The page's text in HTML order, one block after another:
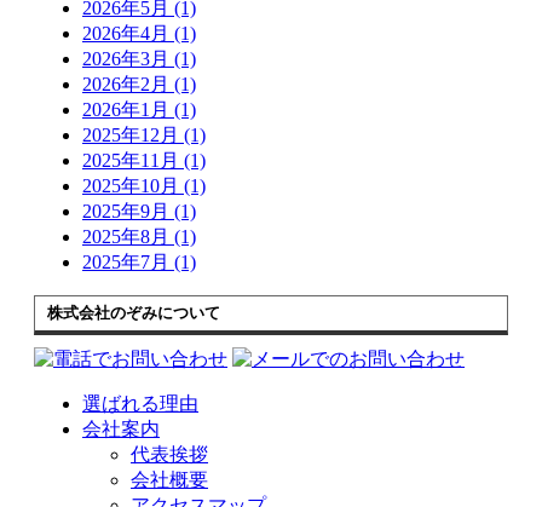
2026年5月 (1)
2026年4月 (1)
2026年3月 (1)
2026年2月 (1)
2026年1月 (1)
2025年12月 (1)
2025年11月 (1)
2025年10月 (1)
2025年9月 (1)
2025年8月 (1)
2025年7月 (1)
株式会社のぞみについて
選ばれる理由
会社案内
代表挨拶
会社概要